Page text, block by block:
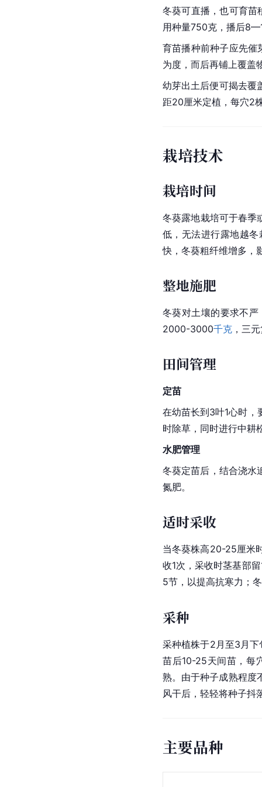
冬葵可直播，也可育苗
用种量750克，播后
育苗播种前种子应先催
为度，而后再铺上覆盖
幼芽出土后便可揭去覆
距20厘米定植，每穴2
栽培技术
栽培时间
冬葵露地栽培可于春季
低，无法进行露地越
快，冬葵粗纤维增多，
整地施肥
冬葵对土壤的要求不
2000-3000千克 ，三
田间管理
定苗
在幼苗长到3叶1心时
时除草，同时进行中耕
水肥管理
冬葵定苗后，结合浇水
氮肥。
适时采收
当冬葵株高20-25厘米
收1次，采收时茎基部
5节，以提高抗寒力；
采种
采种植株于2月至3月
苗后10-25天间苗，每
熟。由于种子成熟程度
风干后，轻轻将种子抖
主要品种